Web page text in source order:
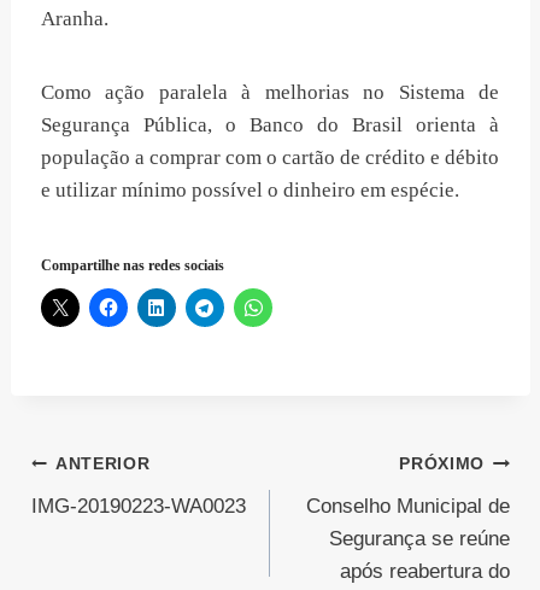
Aranha.
Como ação paralela à melhorias no Sistema de
Segurança Pública, o Banco do Brasil orienta à
população a comprar com o cartão de crédito e débito
e utilizar mínimo possível o dinheiro em espécie.
Compartilhe nas redes sociais
Navegação
de
ANTERIOR
IMG-20190223-WA0023
PRÓXIMO
Conselho Municipal de
Segurança se reúne
após reabertura do